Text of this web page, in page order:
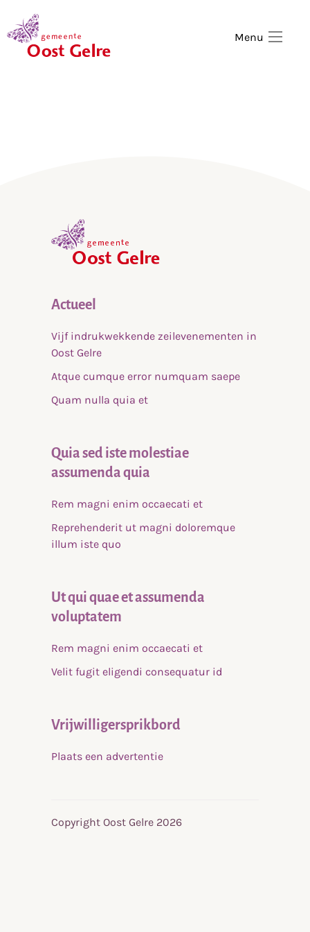
Menu
Actueel
Vijf indrukwekkende zeilevenementen in
Oost Gelre
Atque cumque error numquam saepe
Quam nulla quia et
Quia sed iste molestiae
assumenda quia
Rem magni enim occaecati et
Reprehenderit ut magni doloremque
illum iste quo
Ut qui quae et assumenda
voluptatem
Rem magni enim occaecati et
Velit fugit eligendi consequatur id
Vrijwilligersprikbord
Plaats een advertentie
Copyright Oost Gelre 2026